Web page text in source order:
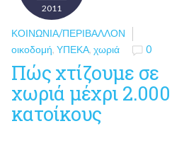
2011
ΚΟΙΝΩΝΊΑ/ΠΕΡΙΒΆΛΛΟΝ
οικοδομή, ΥΠΕΚΑ, χωριά 0
Πώς χτίζουμε σε
χωριά μέχρι 2.000
κατοίκους